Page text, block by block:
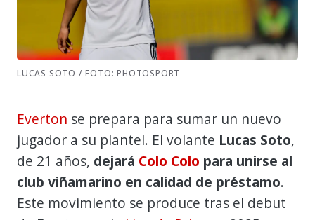
LUCAS SOTO / FOTO: PHOTOSPORT
Everton se prepara para sumar un nuevo
jugador a su plantel. El volante Lucas Soto,
de 21 años, dejará Colo Colo para unirse al
club viñamarino en calidad de préstamo.
Este movimiento se produce tras el debut